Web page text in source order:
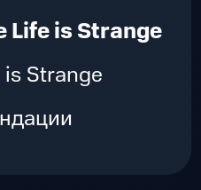
Life is Strange
Strange